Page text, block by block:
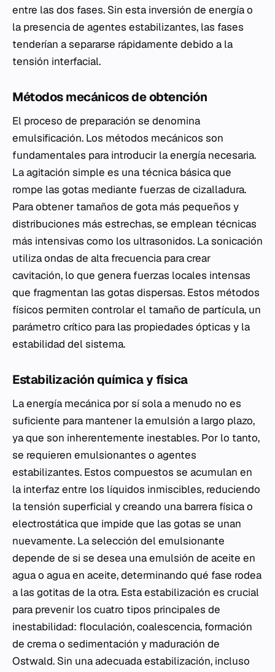
entre las dos fases. Sin esta inversión de energía o
la presencia de agentes estabilizantes, las fases
tenderían a separarse rápidamente debido a la
tensión interfacial.
Métodos mecánicos de obtención
El proceso de preparación se denomina
emulsificación. Los métodos mecánicos son
fundamentales para introducir la energía necesaria.
La agitación simple es una técnica básica que
rompe las gotas mediante fuerzas de cizalladura.
Para obtener tamaños de gota más pequeños y
distribuciones más estrechas, se emplean técnicas
más intensivas como los ultrasonidos. La sonicación
utiliza ondas de alta frecuencia para crear
cavitación, lo que genera fuerzas locales intensas
que fragmentan las gotas dispersas. Estos métodos
físicos permiten controlar el tamaño de partícula, un
parámetro crítico para las propiedades ópticas y la
estabilidad del sistema.
Estabilización química y física
La energía mecánica por sí sola a menudo no es
suficiente para mantener la emulsión a largo plazo,
ya que son inherentemente inestables. Por lo tanto,
se requieren emulsionantes o agentes
estabilizantes. Estos compuestos se acumulan en
la interfaz entre los líquidos inmiscibles, reduciendo
la tensión superficial y creando una barrera física o
electrostática que impide que las gotas se unan
nuevamente. La selección del emulsionante
depende de si se desea una emulsión de aceite en
agua o agua en aceite, determinando qué fase rodea
a las gotitas de la otra. Esta estabilización es crucial
para prevenir los cuatro tipos principales de
inestabilidad: floculación, coalescencia, formación
de crema o sedimentación y maduración de
Ostwald. Sin una adecuada estabilización, incluso